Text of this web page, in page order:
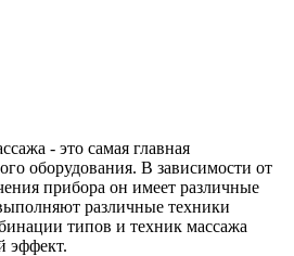
- это самая главная
оборудования. В зависимости от
прибора он имеет различные
различные техники
типов и техник массажа
эффект.